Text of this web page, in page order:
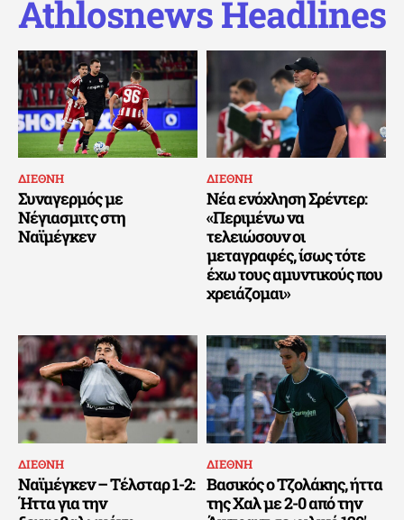
Athlosnews Headlines
ΔΙΕΘΝΗ
Συναγερμός με
Νέγιασμιτς στη
Ναϊμέγκεν
ΔΙΕΘΝΗ
Νέα ενόχληση Σρέντερ:
«Περιμένω να
τελειώσουν οι
μεταγραφές, ίσως τότε
έχω τους αμυντικούς που
χρειάζομαι»
ΔΙΕΘΝΗ
Ναϊμέγκεν – Τέλσταρ 1-2:
Ήττα για την
ΔΙΕΘΝΗ
Βασικός ο Τζολάκης, ήττα
της Χαλ με 2-0 από την